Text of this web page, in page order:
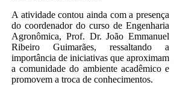
A atividade contou ainda com a presença
do coordenador do curso de Engenharia
Agronômica, Prof. Dr. João Emmanuel
Ribeiro Guimarães, ressaltando a
importância de iniciativas que aproximam
a comunidade do ambiente acadêmico e
promovem a troca de conhecimentos.